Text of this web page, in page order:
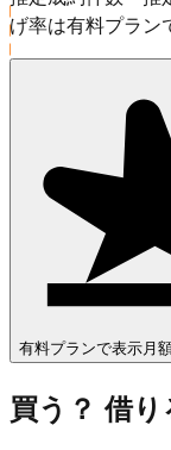
げ率は有料プラン
有料プランで表示 月
買う？ 借り